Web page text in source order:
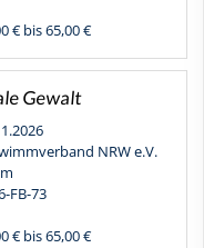
€ bis 65,00 €
Gewalt
NRW e.V.
FB-73
€ bis 65,00 €